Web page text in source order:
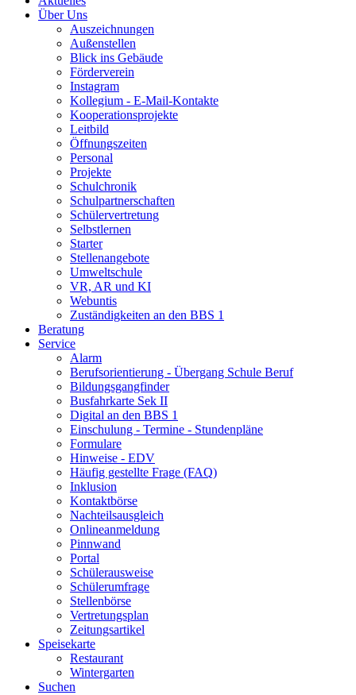
Über Uns
Auszeichnungen
Außenstellen
Blick ins Gebäude
Förderverein
Instagram
Kollegium - E-Mail-Kontakte
Kooperationsprojekte
Leitbild
Öffnungszeiten
Personal
Projekte
Schulchronik
Schulpartnerschaften
Schülervertretung
Selbstlernen
Starter
Stellenangebote
Umweltschule
VR, AR und KI
Webuntis
Zuständigkeiten an den BBS 1
Beratung
Service
Alarm
Berufsorientierung - Übergang Schule Beruf
Bildungsgangfinder
Busfahrkarte Sek II
Digital an den BBS 1
Einschulung - Termine - Stundenpläne
Formulare
Hinweise - EDV
Häufig gestellte Frage (FAQ)
Inklusion
Kontaktbörse
Nachteilsausgleich
Onlineanmeldung
Pinnwand
Portal
Schülerausweise
Schülerumfrage
Stellenbörse
Vertretungsplan
Zeitungsartikel
Speisekarte
Restaurant
Wintergarten
Suchen